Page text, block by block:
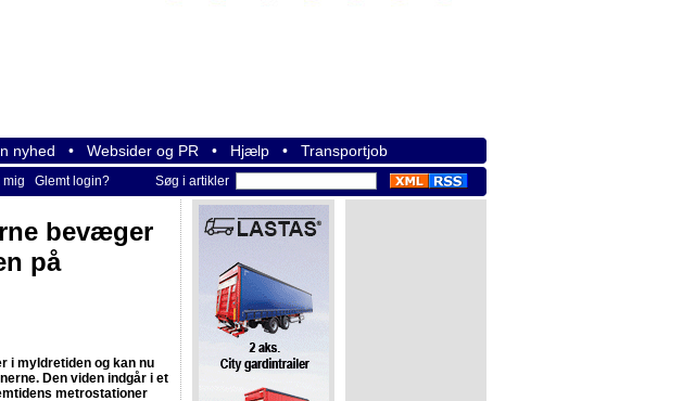
nyhed • Websider og PR • Hjælp • Transportjob
mig Glemt login? Søg i artikler
bevæger
på
i myldretiden og kan nu
Den viden indgår i et
metrostationer